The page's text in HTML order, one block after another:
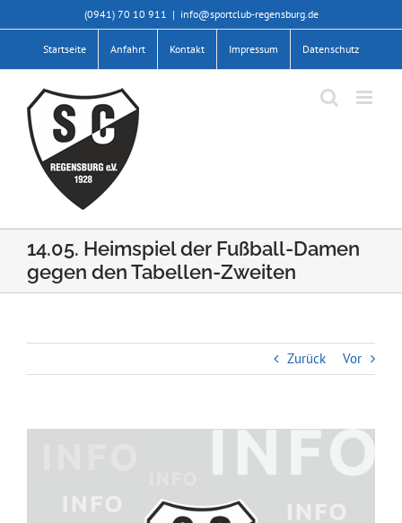
Inhalt
springen
(0941) 70 10 911 | info@sportclub-regensburg.de
Startseite Anfahrt Kontakt Impressum Datenschutz
14.05. Heimspiel der Fußball-Damen
gegen den Tabellen-Zweiten
Zurück Vor